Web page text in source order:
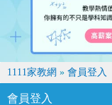
1111家教網 » 會員登入
會員登入